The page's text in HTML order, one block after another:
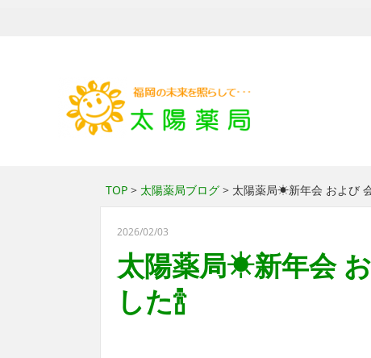
TOP > 太陽薬局ブログ > 太陽薬局☀新年会 および
2026/02/03
太陽薬局☀新年会
した🍾